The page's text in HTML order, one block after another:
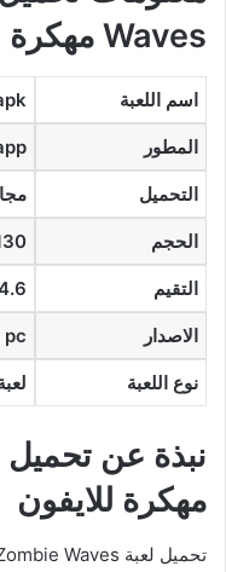
Waves مهكرة 2026
اسم اللعبة
المطور
التحميل
الحجم MB
التقيم
الاصدار pc
نوع اللعبة
مهكرة للايفون